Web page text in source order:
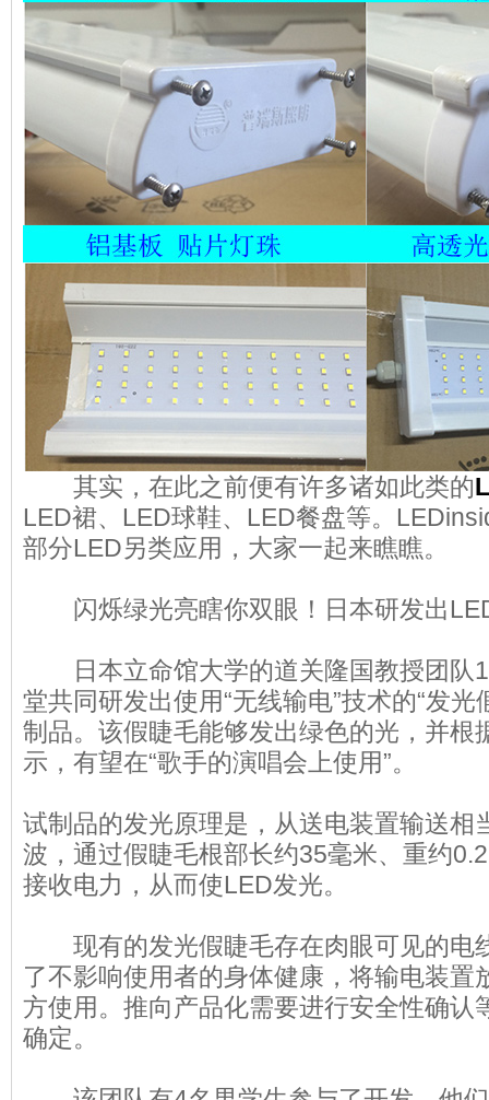
其实，在此之前便有许多诸如此类的
LED裙、LED球鞋、LED餐盘等。
部分LED另类应用，大家一起来瞧瞧。
闪烁绿光亮瞎你双眼！日本研发出
日本立命馆大学的道关隆国教授团队1
堂共同研发出使用“无线输电”技术的“发光
制品。该假睫毛能够发出绿色的光，并根
示，有望在“歌手的演唱会上使用”。
试制品的发光原理是，从送电装置输送相
波，通过假睫毛根部长约35毫米、重约
接收电力，从而使LED发光。
现有的发光假睫毛存在肉眼可见的电
了不影响使用者的身体健康，将输电装置
方使用。推向产品化需要进行安全性确认
确定。